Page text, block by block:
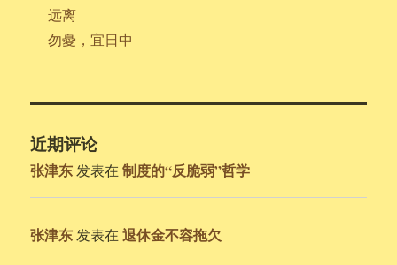
远离
勿憂，宜日中
近期评论
张津东 发表在制度的“反脆弱”哲学
张津东 发表在退休金不容拖欠